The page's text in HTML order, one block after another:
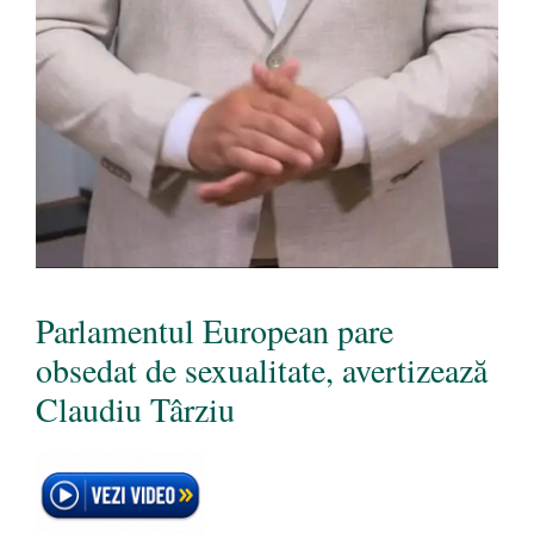
Parlamentul European pare
obsedat de sexualitate, avertizează
Claudiu Târziu